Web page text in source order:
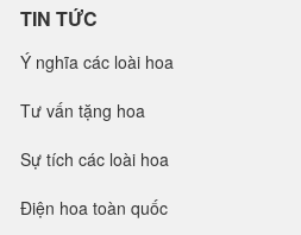
TIN TỨC
Ý nghĩa các loài hoa
Tư vấn tặng hoa
Sự tích các loài hoa
Điện hoa toàn quốc